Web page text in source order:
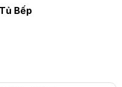
Bếp